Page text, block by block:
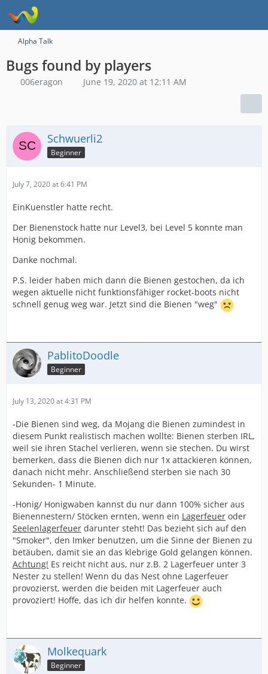
Alpha Talk
Bugs found by players
006eragon June 19, 2020 at 12:11 AM
Schwuerli2
Beginner
July 7, 2020 at 6:41 PM
EinKuenstler hatte recht.
Der Bienenstock hatte nur Level3, bei Level 5 konnte man
Honig bekommen.
Danke nochmal.
P.S. leider haben mich dann die Bienen gestochen, da ich
wegen aktuelle nicht funktionsfähiger rocket-boots nicht
schnell genug weg war. Jetzt sind die Bienen "weg"
PablitoDoodle
Beginner
July 13, 2020 at 4:31 PM
-Die Bienen sind weg, da Mojang die Bienen zumindest in
diesem Punkt realistisch machen wollte: Bienen sterben IRL,
weil sie ihren Stachel verlieren, wenn sie stechen. Du wirst
bemerken, dass die Bienen dich nur 1x attackieren können,
danach nicht mehr. Anschließend sterben sie nach 30
Sekunden- 1 Minute.
-Honig/ Honigwaben kannst du nur dann 100% sicher aus
Bienennestern/ Stöcken ernten, wenn ein Lagerfeuer oder
Seelenlagerfeuer darunter steht! Das bezieht sich auf den
"Smoker", den Imker benutzen, um die Sinne der Bienen zu
betäuben, damit sie an das klebrige Gold gelangen können.
Achtung! Es reicht nicht aus, nur z.B. 2 Lagerfeuer unter 3
Nester zu stellen! Wenn du das Nest ohne Lagerfeuer
provozierst, werden die beiden mit Lagerfeuer auch
provoziert! Hoffe, das ich dir helfen konnte.
Molkequark
Beginner